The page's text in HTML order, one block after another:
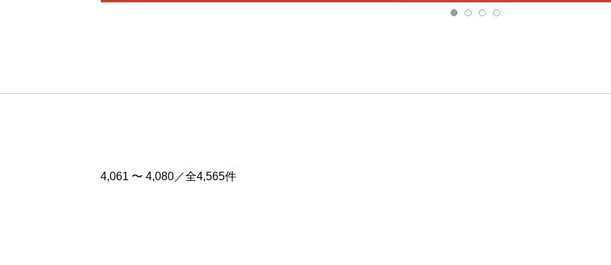
4,061 〜 4,080／全4,565件